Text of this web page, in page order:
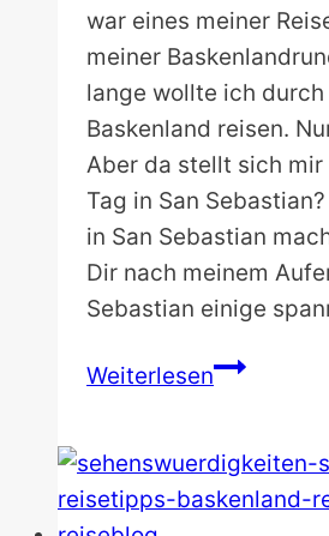
war eines meiner
meiner
lange wollte ich durch
Baskenland reisen.
Aber da stellt sich mir
Tag in San
in San Sebastian
Dir nach meinem
Sebastian einige
WeiterlesenEin
San
Sebastian.